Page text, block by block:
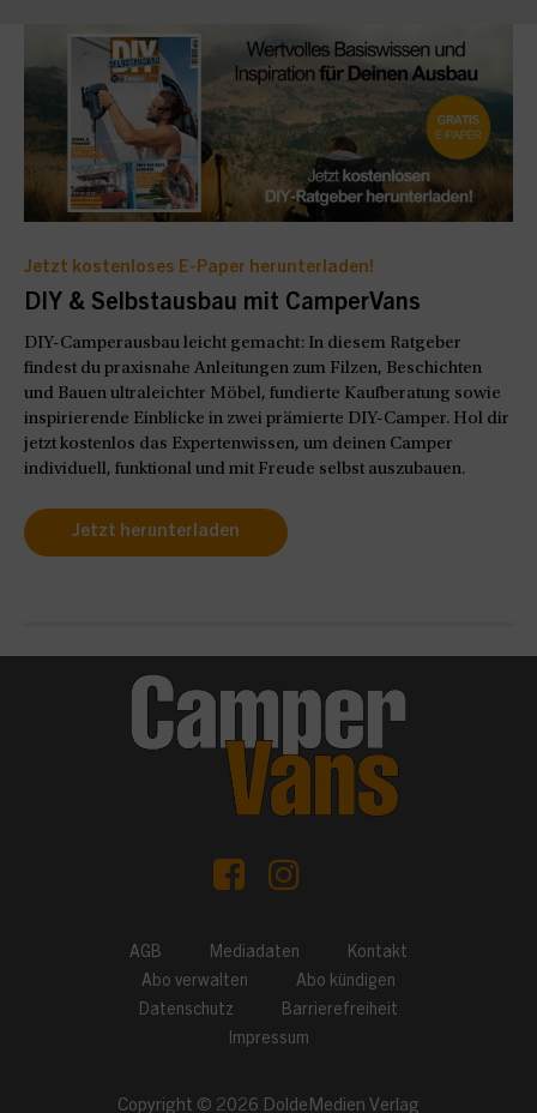
Jetzt kostenloses E-Paper herunterladen!
DIY & Selbstausbau mit CamperVans
DIY-Camperausbau leicht gemacht: In diesem Ratgeber
findest du praxisnahe Anleitungen zum Filzen, Beschichten
und Bauen ultraleichter Möbel, fundierte Kaufberatung sowie
inspirierende Einblicke in zwei prämierte DIY-Camper. Hol dir
jetzt kostenlos das Expertenwissen, um deinen Camper
individuell, funktional und mit Freude selbst auszubauen.
Jetzt herunterladen
AGB Mediadaten
Kontakt
Abo verwalten
Abo kündigen
Datenschutz
Barrierefreiheit
Impressum
Copyright © 2026 DoldeMedien Verlag